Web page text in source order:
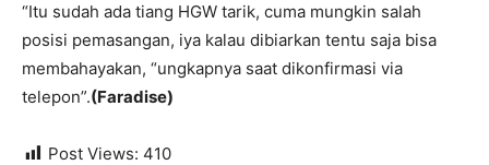
“Itu sudah ada tiang HGW tarik, cuma mungkin salah
posisi pemasangan, iya kalau dibiarkan tentu saja bisa
membahayakan, “ungkapnya saat dikonfirmasi via
telepon”.(Faradise)
Post Views: 410